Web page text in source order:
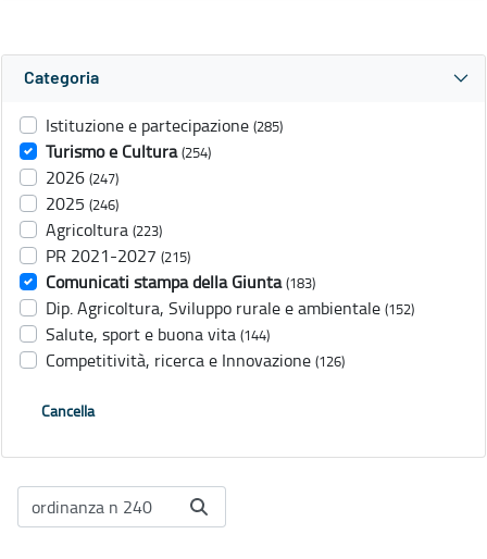
Categoria
Istituzione e partecipazione (285)
Turismo e Cultura (254)
2026 (247)
2025 (246)
Agricoltura (223)
PR 2021-2027 (215)
Comunicati stampa della Giunta (183)
Dip. Agricoltura, Sviluppo rurale e ambientale (152)
Salute, sport e buona vita (144)
Competitività, ricerca e Innovazione (126)
Cancella